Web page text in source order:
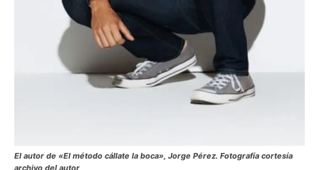
El autor de «El método cállate la boca», Jorge Pérez. Fotografía cortesía
archivo del autor